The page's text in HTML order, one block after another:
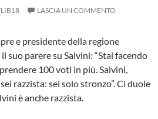
LASCIA UN COMMENTO
e presidente della regione
suo parere su Salvini: “Stai facendo
100 voti in più. Salvini,
razzista: sei solo stronzo”. Ci duole
è anche razzista.